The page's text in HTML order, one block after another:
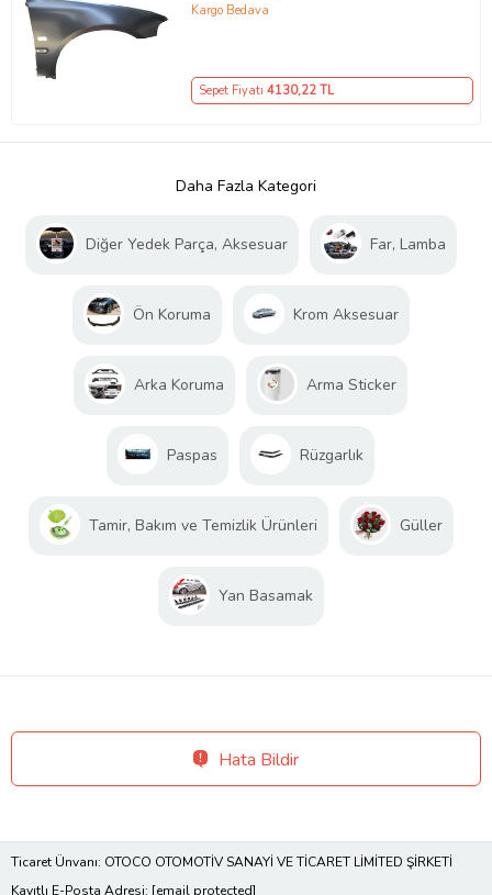
Kargo Bedava
Sepet Fiyatı 4130,22 TL
Daha Fazla Kategori
Diğer Yedek Parça, Aksesuar Far, Lamba
Ön Koruma Krom Aksesuar
Arka Koruma Arma Sticker
Paspas Rüzgarlık
Tamir, Bakım ve Temizlik Ürünleri Güller
Yan Basamak
Hata Bildir
Ticaret Ünvanı: OTOCO OTOMOTİV SANAYİ VE TİCARET LİMİTED ŞİRKETİ
Kayıtlı E-Posta Adresi: [email protected]